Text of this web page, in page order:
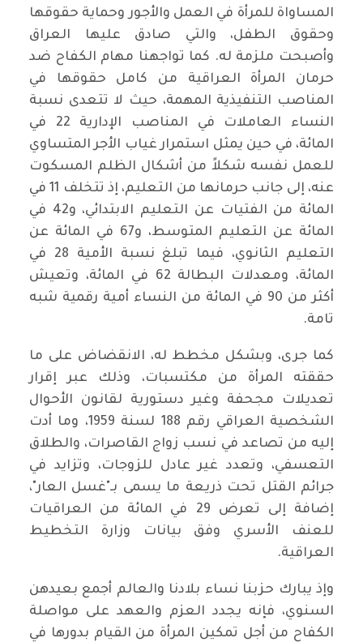
المساواة للمرأة في العمل والأجور وحماية حقوقها
وحقوق الطفل، والتي صادق عليها العراق
وأصبحت ملزمة له. كما تواجهنا مهام الكفاح ضد
حرمان المرأة العراقية من كامل حقوقها في
المناصب التنفيذية المهمة، حيث لا تتعدى نسبة
النساء العاملات في المناصب الإدارية 22 في
المائة، في حين يمثل استمرار غياب الأجر المتساوي
للعمل نفسه شكلاً من أشكال الظلم المسكوت
عنه، إلى جانب حرمانها من التعليم، إذ تتخلف 11 في
المائة من الفتيات عن التعليم الابتدائي، و42 في
المائة عن التعليم المتوسط، و67 في المائة عن
التعليم الثانوي، فيما تبلغ نسبة الأمية 28 في
المائة، ومعدلات البطالة 62 في المائة، وتعيش
أكثر من 90 في المائة من النساء أمية رقمية شبه
تامة.
كما جرى، وبشكل مخطط له، الانقضاض على ما
حققته المرأة من مكتسبات، وذلك عبر إقرار
تعديلات مجحفة وغير دستورية لقانون الأحوال
الشخصية العراقي رقم 188 لسنة 1959، وما أدت
إليه من تصاعد في نسب زواج القاصرات، والطلاق
التعسفي، وتعدد غير عادل للزوجات، وتزايد في
جرائم القتل تحت ذريعة ما يسمى بـ"غسل العار"،
إضافة إلى تعرض 29 في المائة من العراقيات
للعنف الأسري وفق بيانات وزارة التخطيط
العراقية.
وإذ يبارك حزبنا نساء بلادنا والعالم أجمع بعيدهن
السنوي، فإنه يجدد العزم والعهد على مواصلة
الكفاح من أجل تمكين المرأة من القيام بدورها في